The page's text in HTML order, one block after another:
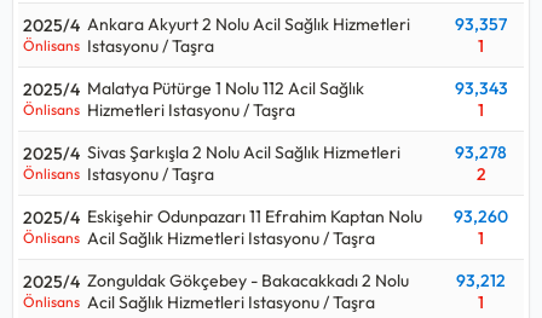
2025/4
Önlisans
Ankara Akyurt 2 Nolu Acil Sağlık Hizmetleri
Istasyonu / Taşra
93,357
1
2025/4
Önlisans
Malatya Pütürge 1 Nolu 112 Acil Sağlık
Hizmetleri Istasyonu / Taşra
93,343
1
2025/4
Önlisans
Sivas Şarkışla 2 Nolu Acil Sağlık Hizmetleri
Istasyonu / Taşra
93,278
2
2025/4
Önlisans
Eskişehir Odunpazarı 11 Efrahim Kaptan Nolu
Acil Sağlık Hizmetleri Istasyonu / Taşra
93,260
1
2025/4
Önlisans
Zonguldak Gökçebey - Bakacakkadı 2 Nolu
Acil Sağlık Hizmetleri Istasyonu / Taşra
93,212
1